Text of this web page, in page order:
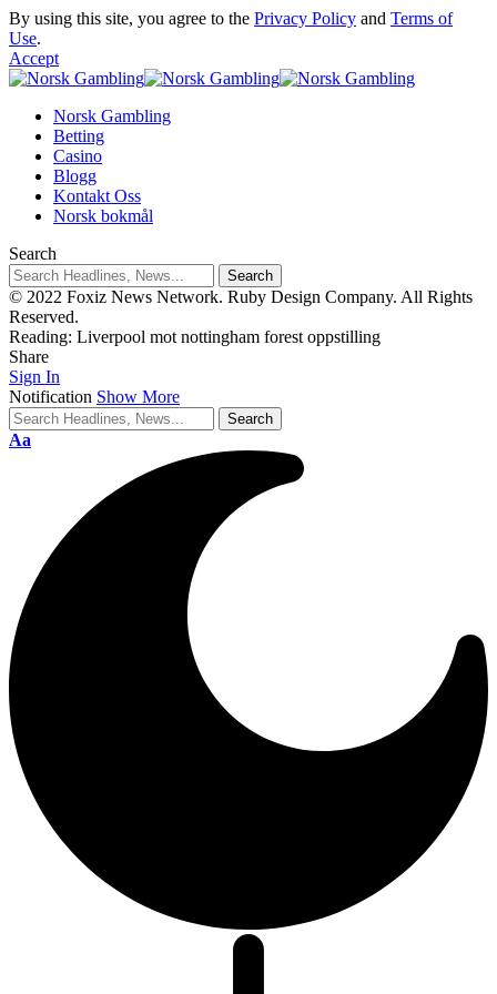
By using this site, you agree to the Privacy Policy and Terms of
Use.
Accept
Norsk Gambling
Betting
Casino
Blogg
Kontakt Oss
Norsk bokmål
Search
© 2022 Foxiz News Network. Ruby Design Company. All Rights
Reserved.
Reading: Liverpool mot nottingham forest oppstilling
Share
Sign In
Notification Show More
Aa